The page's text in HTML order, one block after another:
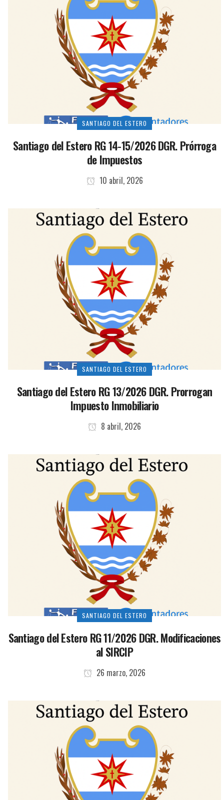
SANTIAGO DEL ESTERO
Santiago del Estero RG 14-15/2026 DGR. Prórroga
de Impuestos
10 abril, 2026
SANTIAGO DEL ESTERO
Santiago del Estero RG 13/2026 DGR. Prorrogan
Impuesto Inmobiliario
8 abril, 2026
SANTIAGO DEL ESTERO
Santiago del Estero RG 11/2026 DGR. Modificaciones
al SIRCIP
26 marzo, 2026